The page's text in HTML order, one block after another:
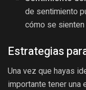
de sentimiento
cómo se
Estrategias
Una vez que hayas
importante tener una